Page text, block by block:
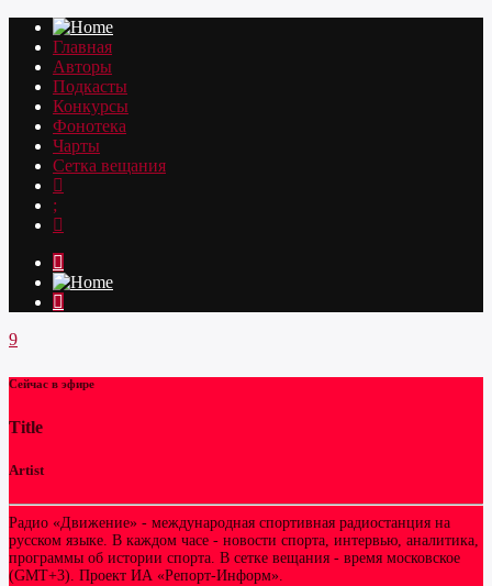
Главная
Авторы
Подкасты
Конкурсы
Фонотека
Чарты
Сетка вещания
Сейчас в эфире
Title
Artist
Радио «Движение» - международная спортивная радиостанция на
русском языке. В каждом часе - новости спорта, интервью, аналитика,
программы об истории спорта. В сетке вещания - время московское
(GMT+3). Проект ИА «Репорт-Информ».